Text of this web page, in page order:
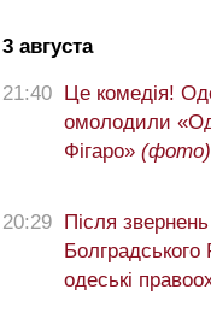
3 августа
21:40 Це комедія!
омолодили
Фігаро» (фото)
20:29 Після звернень
одеські